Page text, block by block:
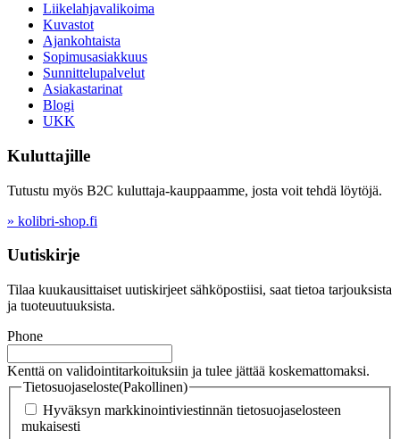
Liikelahjavalikoima
Kuvastot
Ajankohtaista
Sopimusasiakkuus
Sunnittelupalvelut
Asiakastarinat
Blogi
UKK
Kuluttajille
Tutustu myös B2C kuluttaja-kauppaamme, josta voit tehdä löytöjä.
» kolibri-shop.fi
Uutiskirje
Tilaa kuukausittaiset uutiskirjeet sähköpostiisi, saat tietoa tarjouksista
ja tuoteuutuuksista.
Phone
Kenttä on validointitarkoituksiin ja tulee jättää koskemattomaksi.
Tietosuojaseloste(Pakollinen)
Hyväksyn markkinointiviestinnän tietosuojaselosteen
mukaisesti